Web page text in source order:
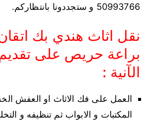
50993766 و ستجددونا بانتظاركم.
نقل اثاث هندي بك
براعة حريص على
الآنية :
العمل على فك الاثاث او العفش
المكتبات و الابواب ثم تنظيفه و